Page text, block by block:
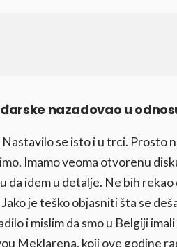
nazadovao u
Nastavilo se isto i u trci. Prosto
Imamo veoma otvorenu
da idem u detalje. Ne bih
je teško objasniti šta se
i mislim da smo u Belgiji
Meklarena, koji ove godine